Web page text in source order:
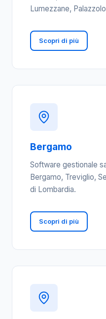
Lumezzane,
Scopri di più
Bergamo
Software gestionale
Bergamo, Treviglio,
di Lombardia.
Scopri di più